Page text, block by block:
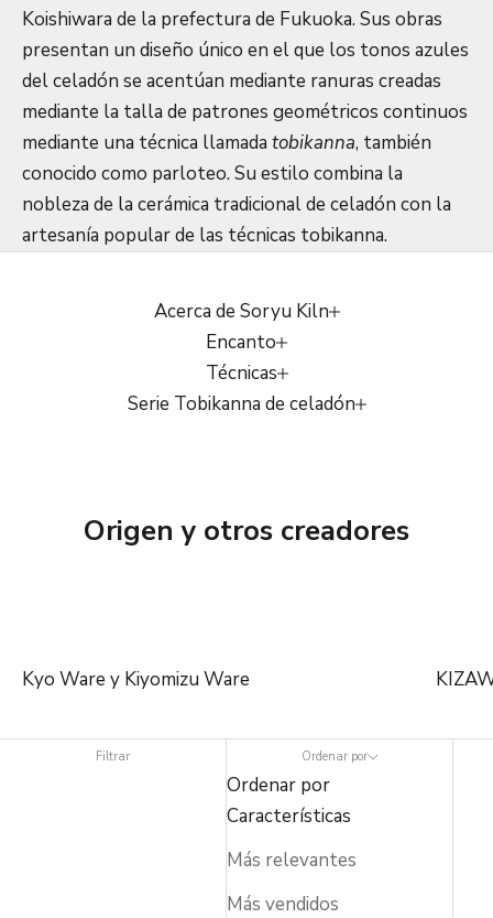
Koishiwara de la prefectura de Fukuoka. Sus obras
presentan un diseño único en el que los tonos azules
del celadón se acentúan mediante ranuras creadas
mediante la talla de patrones geométricos continuos
mediante una técnica llamada tobikanna, también
conocido como parloteo. Su estilo combina la
nobleza de la cerámica tradicional de celadón con la
artesanía popular de las técnicas tobikanna.
Acerca de Soryu Kiln
Encanto
Técnicas
Serie Tobikanna de celadón
Origen y otros creadores
Kyo Ware y Kiyomizu Ware
Filtrar Ordenar por
Ordenar por
Características
Más relevantes
Más vendidos